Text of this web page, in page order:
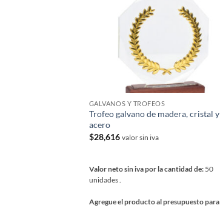
GALVANOS Y TROFEOS
Trofeo galvano de madera, cristal y
acero
$28,616 valor sin iva
Valor neto sin iva por la cantidad de: 50
unidades .
Agregue el producto al presupuesto para